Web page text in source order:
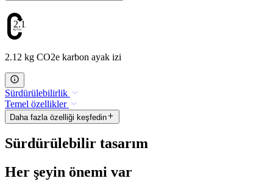
2.12
2.12 kg CO2e karbon ayak izi
Sürdürülebilirlik
Temel özellikler
Daha fazla özelliği keşfedin
Sürdürülebilir tasarım
Her şeyin önemi var